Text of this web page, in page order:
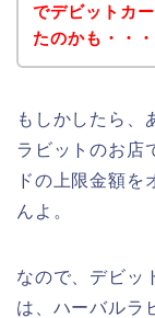
でデビットカ
たのかも・・・
もしかしたら、
ラビットのお店
ドの上限金額を
んよ。
なので、デビッ
は、ハーバルラ